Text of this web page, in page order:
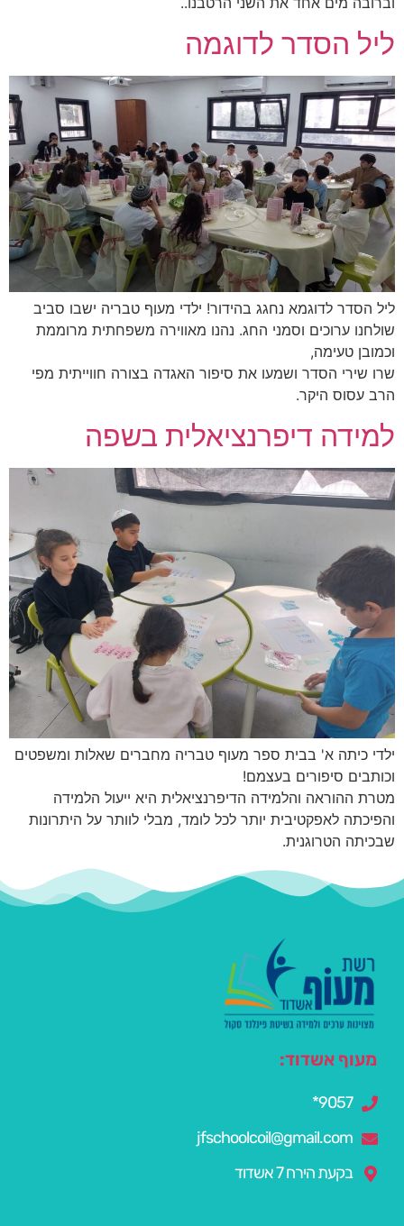
ליל הסדר לדוגמה
ליל הסדר לדוגמא נחגג בהידור! ילדי מעוף טבריה ישבו סביב
שולחנו ערוכים וסמני החג. נהנו מאווירה משפחתית מרוממת
וכמובן טעימה,
שרו שירי הסדר ושמעו את סיפור האגדה בצורה חווייתית מפי
הרב עסוס היקר.
למידה דיפרנציאלית בשפה
ילדי כיתה א' בבית ספר מעוף טבריה מחברים שאלות ומשפטים
וכותבים סיפורים בעצמם!
מטרת ההוראה והלמידה הדיפרנציאלית היא ייעול הלמידה
והפיכתה לאפקטיבית יותר לכל לומד, מבלי לוותר על היתרונות
שבכיתה הטרוגנית.
מעוף אשדוד:
9057*
jfschoolcoil@gmail.com
בקעת הירח 7 אשדוד